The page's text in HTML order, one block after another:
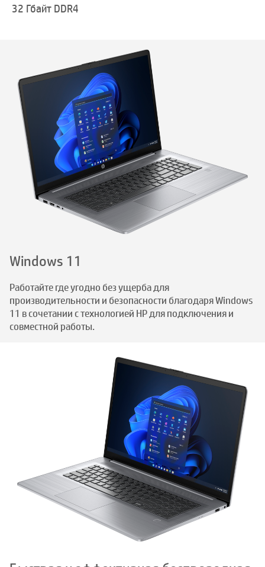
32 Гбайт DDR4
Windows 11
Работайте где угодно без ущерба для
производительности и безопасности благодаря Windows
11 в сочетании с технологией HP для подключения и
совместной работы.